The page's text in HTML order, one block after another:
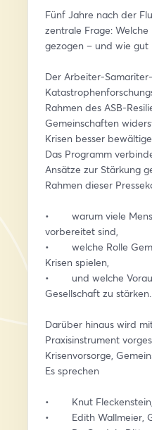
Fünf Jahre nach der
zentrale Frage:
gezogen – und wie gut
Der Arbeiter-
Rahmen des ASB-
Gemeinschaften
Krisen besser
Das Programm
Ansätze zur Stärkung
Rahmen dieser
•        warum viele
vorbereitet sind,
•        welche Rolle
Krisen spielen,
•        und welche
Gesellschaft zu stärken.
Darüber hinaus wird
Praxisinstrument
Krisenvorsorge,
Es sprechen
•        Knut
•        Edith Wallmeier,